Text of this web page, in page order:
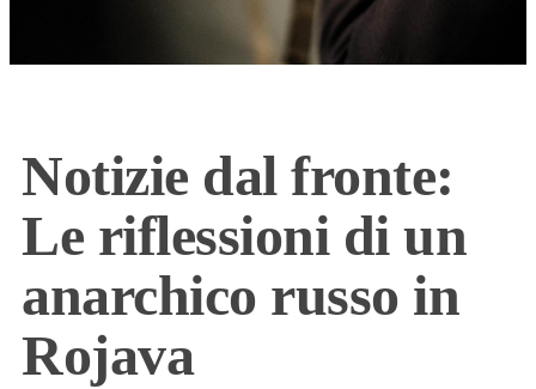
Notizie dal fronte:
Le riflessioni di un
anarchico russo in
Rojava